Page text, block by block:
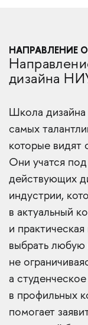
НАПРАВЛЕНИЕ
дизайна
Школа
самых
которые видят
Они учатся
действующих
индустрии,
в актуальный
и
выбрать
не
а
в профильных
помогает